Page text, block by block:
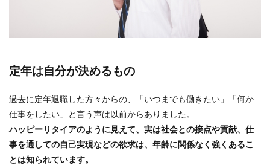
定年は自分が決めるもの
過去に定年退職した方々からの、「いつまでも働きたい」「何か
仕事をしたい」と言う声は以前からありました。
ハッピーリタイアのように見えて、実は社会との接点や貢献、仕
事を通しての自己実現などの欲求は、年齢に関係なく強くあるこ
とは知られています。